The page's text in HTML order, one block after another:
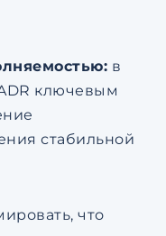
в
ключевым
стабильной
что